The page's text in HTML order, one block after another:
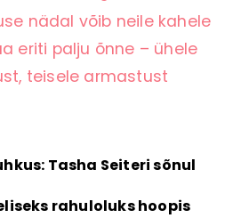
nädal võib neile kahele
eriti palju õnne – ühele
teisele armastust
Tasha Seiteri sõnul
rahuloluks hoopis